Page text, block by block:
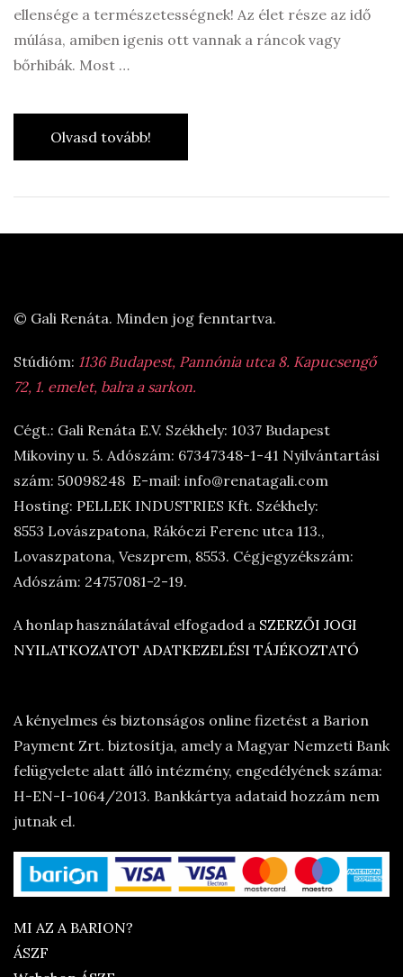
ellensége a természetességnek! Az élet része az idő
múlása, amiben igenis ott vannak a ráncok vagy
bőrhibák. Most …
Olvasd tovább!
© Gali Renáta. Minden jog fenntartva.
Stúdióm: 1136 Budapest, Pannónia utca 8. Kapucsengő
72, 1. emelet, balra a sarkon.
Cégt.: Gali Renáta E.V. Székhely: 1037 Budapest
Mikoviny u. 5. Adószám: 67347348-1-41 Nyilvántartási
szám: 50098248 E-mail: info@renatagali.com
Hosting: PELLEK INDUSTRIES Kft. Székhely:
8553 Lovászpatona, Rákóczi Ferenc utca 113.,
Lovaszpatona, Veszprem, 8553. Cégjegyzékszám:
Adószám: 24757081-2-19.
A honlap használatával elfogadod a SZERZŐI JOGI
NYILATKOZATOT ADATKEZELÉSI TÁJÉKOZTATÓ
A kényelmes és biztonságos online fizetést a Barion
Payment Zrt. biztosítja, amely a Magyar Nemzeti Bank
felügyelete alatt álló intézmény, engedélyének száma:
H-EN-I-1064/2013. Bankkártya adataid hozzám nem
jutnak el.
MI AZ A BARION?
ÁSZF